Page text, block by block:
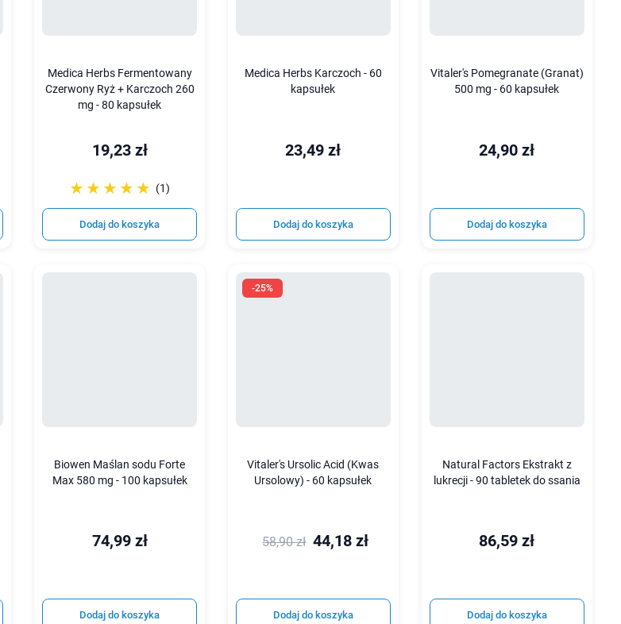
Medica Herbs Fermentowany
Czerwony Ryż + Karczoch 260
mg - 80 kapsułek
19,23 zł
☆☆☆☆☆
★★★★★ (1)
Dodaj do koszyka
Medica Herbs Karczoch - 60
kapsułek
23,49 zł
Dodaj do koszyka
Vitaler's Pomegranate (Granat)
500 mg - 60 kapsułek
24,90 zł
Dodaj do koszyka
Biowen Maślan sodu Forte
Max 580 mg - 100 kapsułek
74,99 zł
Dodaj do koszyka
-25%
Vitaler's Ursolic Acid (Kwas
Ursolowy) - 60 kapsułek
58,90 zł 44,18 zł
Dodaj do koszyka
Natural Factors Ekstrakt z
lukrecji - 90 tabletek do ssania
86,59 zł
Dodaj do koszyka